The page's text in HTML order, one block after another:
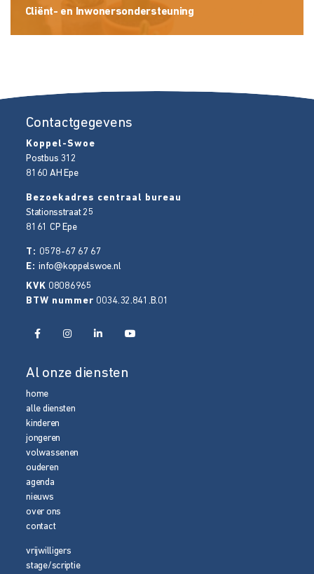
Cliënt- en Inwonersondersteuning
Contactgegevens
Koppel-Swoe
Postbus 312
8160 AH Epe
Bezoekadres centraal bureau
Stationsstraat 25
8161 CP Epe
T: 0578-67 67 67
E:info@koppelswoe.nl
KVK 08086965
BTW nummer 0034.32.841.B.01
Al onze diensten
home
alle diensten
kinderen
jongeren
volwassenen
ouderen
agenda
nieuws
over ons
contact
vrijwilligers
stage/scriptie